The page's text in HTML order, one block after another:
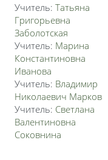
Учитель: Татьяна
Григорьевна
Заболотская
Учитель: Марина
Константиновна
Иванова
Учитель: Владимир
Николаевич Марков
Учитель: Светлана
Валентиновна
Соковнина